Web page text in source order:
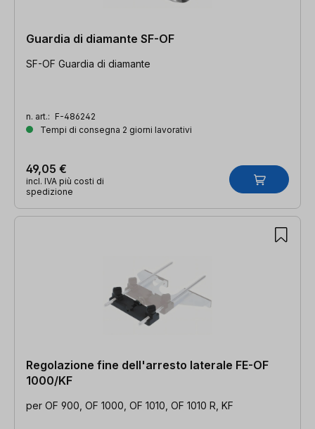
Guardia di diamante SF-OF
SF-OF Guardia di diamante
n. art.: F-486242
Tempi di consegna 2 giorni lavorativi
49,05 €
incl. IVA più costi di
spedizione
Regolazione fine dell'arresto laterale FE-OF
1000/KF
per OF 900, OF 1000, OF 1010, OF 1010 R, KF